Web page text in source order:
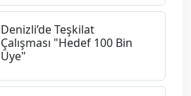
Denizli’de Teşkilat
Çalışması "Hedef 100 Bin
Üye"